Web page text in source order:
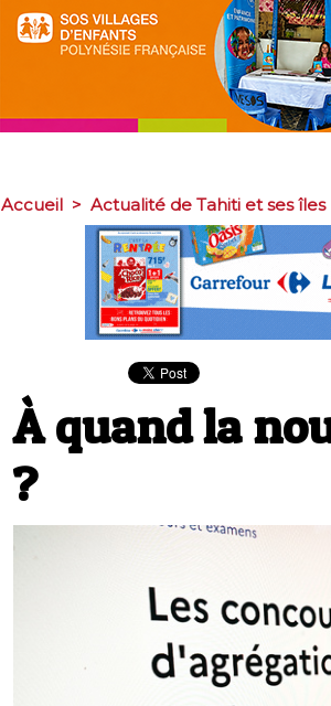
Accueil > Actualité de Tahiti et ses îles
À quand la
?